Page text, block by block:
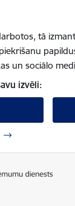
tā
un sociālo
izvēli: